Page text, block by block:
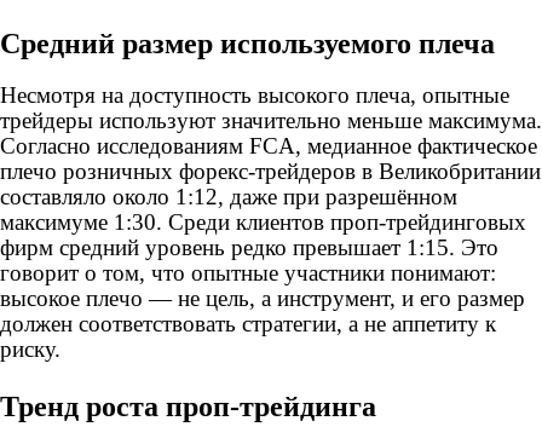
Средний размер используемого плеча
Несмотря на доступность высокого плеча, опытные
трейдеры используют значительно меньше максимума.
Согласно исследованиям FCA, медианное фактическое
плечо розничных форекс-трейдеров в Великобритании
составляло около 1:12, даже при разрешённом
максимуме 1:30. Среди клиентов проп-трейдинговых
фирм средний уровень редко превышает 1:15. Это
говорит о том, что опытные участники понимают:
высокое плечо — не цель, а инструмент, и его размер
должен соответствовать стратегии, а не аппетиту к
риску.
Тренд роста проп-трейдинга